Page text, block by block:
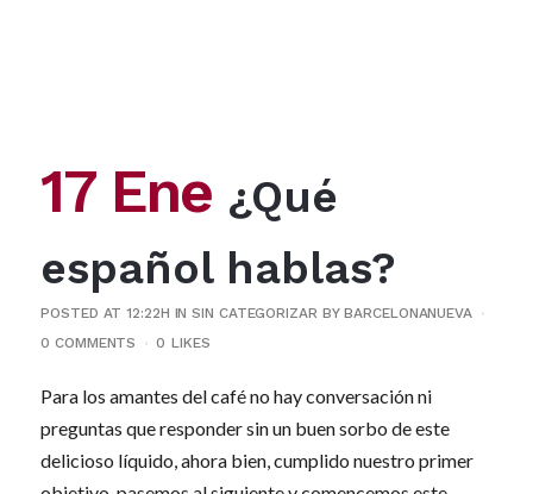
17 Ene ¿Qué
español hablas?
POSTED AT 12:22H INSIN CATEGORIZAR BYBARCELONANUEVA
0 COMMENTS
0 LIKES
Para los amantes del café no hay conversación ni
preguntas que responder sin un buen sorbo de este
delicioso líquido, ahora bien, cumplido nuestro primer